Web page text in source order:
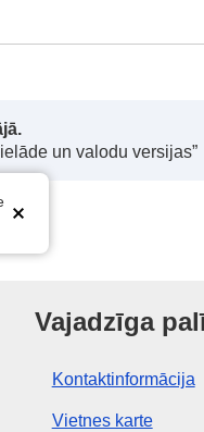
un valodu versijas”
birojs
Vajadzīga
Kontaktinformācija
Vietnes karte